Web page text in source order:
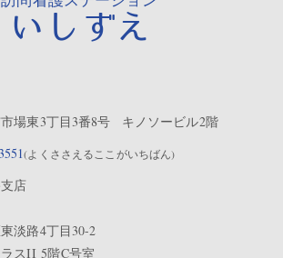
いしずえ
場東3丁目3番8号 キノソービル2階
(よくささえるここがいちばん)
店
淡路4丁目30-2
スII 5階C号室